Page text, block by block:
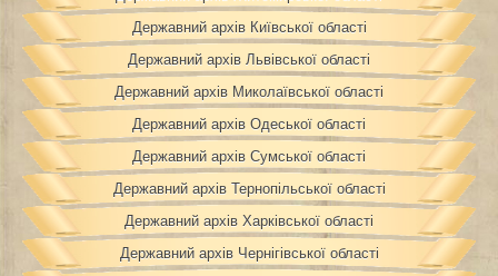
Державний архів Київської області
Державний архів Львівської області
Державний архів Миколаївської області
Державний архів Одеської області
Державний архів Сумської області
Державний архів Тернопільської області
Державний архів Харківської області
Державний архів Чернігівської області